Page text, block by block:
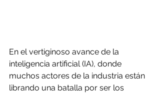
En el vertiginoso avance de la
inteligencia artificial (IA), donde
muchos actores de la industria están
librando una batalla por ser los